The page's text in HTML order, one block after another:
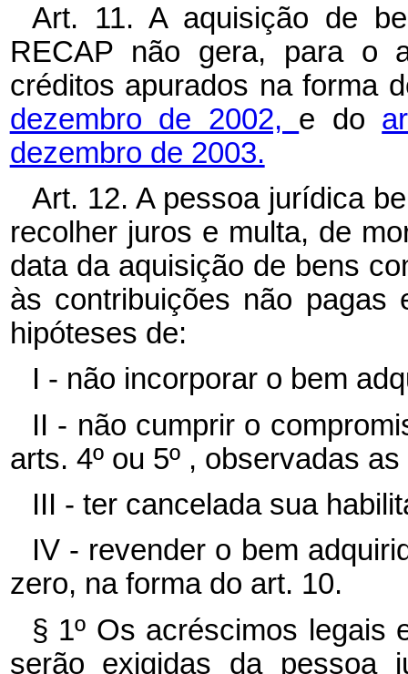
Art. 11. A aquisição de
RECAP não gera, para o
créditos apurados na forma
dezembro de 2002, e do
dezembro de 2003.
Art. 12. A pessoa jurídica
recolher juros e multa, de
data da aquisição de bens
às contribuições não pagas
hipóteses de:
I - não incorporar o bem
II - não cumprir o
arts. 4º ou 5º , observadas
III - ter cancelada sua
IV - revender o bem
zero, na forma do art. 10.
§ 1º Os acréscimos
serão exigidas da pessoa